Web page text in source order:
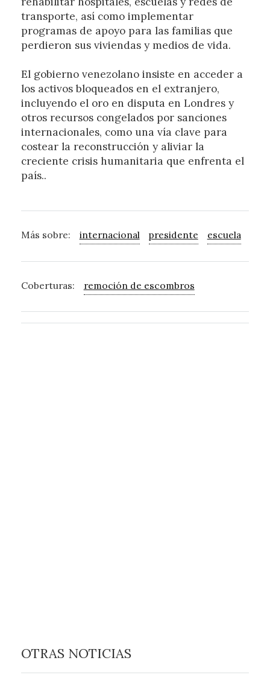
transporte, así como implementar
programas de apoyo para las familias que
perdieron sus viviendas y medios de vida.
El gobierno venezolano insiste en acceder a
los activos bloqueados en el extranjero,
incluyendo el oro en disputa en Londres y
otros recursos congelados por sanciones
internacionales, como una vía clave para
costear la reconstrucción y aliviar la
creciente crisis humanitaria que enfrenta el
país..
Más sobre: internacional presidente escuela
Coberturas: remoción de escombros
OTRAS NOTICIAS